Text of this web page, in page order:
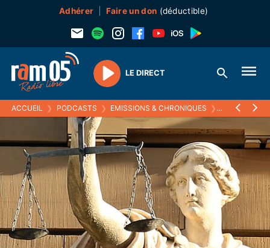
Adhérer Faire un don (déductible)
Play
LE DIRECT
ACCUEIL ❯ PODCASTS ❯ EMISSIONS & CHRONIQUES ❯ LE DROIT DE